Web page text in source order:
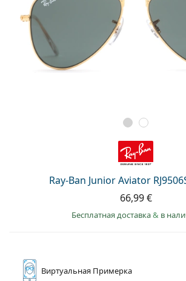
Ray-Ban Junior Aviator
66,99 €
Бесплатная доставка& в
Виртуальная Примерка